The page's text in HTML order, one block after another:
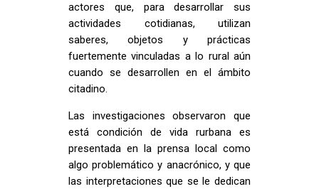
actores que, para desarrollar sus
actividades cotidianas, utilizan
saberes, objetos y prácticas
fuertemente vinculadas a lo rural aún
cuando se desarrollen en el ámbito
citadino.
Las investigaciones observaron que
está condición de vida rurbana es
presentada en la prensa local como
algo problemático y anacrónico, y que
las interpretaciones que se le dedican